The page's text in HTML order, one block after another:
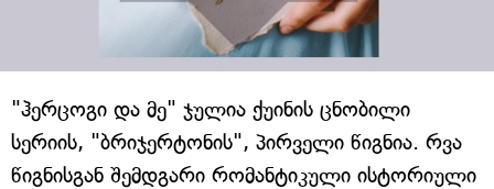
"ჰერცოგი და მე" ჯულია ქუინის ცნობილი
სერიის, "ბრიჯერტონის", პირველი წიგნია. რვა
წიგნისგან შემდგარი რომანტიკული ისტორიული